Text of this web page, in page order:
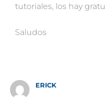
tutoriales, los hay
Saludos
ERICK